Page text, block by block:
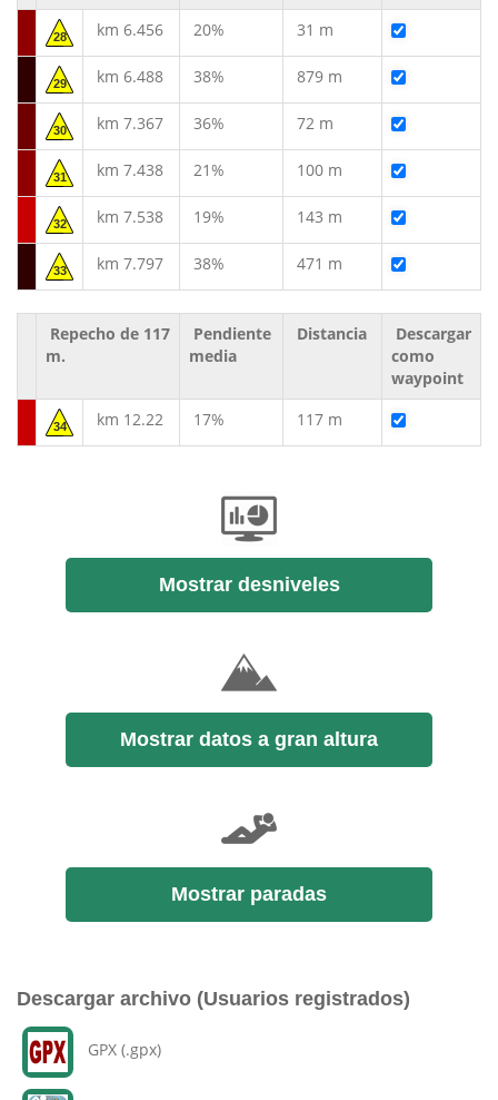
28 km 6.456 20% 31 m
29 km 6.488 38% 879 m
30 km 7.367 36% 72 m
31 km 7.438 21% 100 m
32 km 7.538 19% 143 m
33 km 7.797 38% 471 m
Repecho de 117
m.
Pendiente
media
Distancia
Descargar
como
waypoint
34 km 12.22 17% 117 m
Mostrar desniveles
Mostrar datos a gran altura
Mostrar paradas
Descargar archivo (Usuarios registrados)
GPX (.gpx)